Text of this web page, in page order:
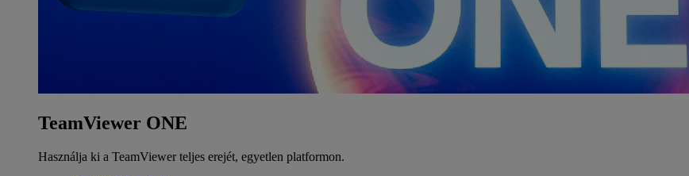
TeamViewer ONE
Használja ki a TeamViewer teljes erejét, egyetlen platformon.